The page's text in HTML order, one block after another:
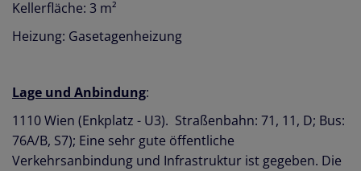
Kellerfläche: 3 m²
Heizung: Gasetagenheizung
Lage und Anbindung:
1110 Wien (Enkplatz - U3). Straßenbahn: 71, 11, D; Bus:
76A/B, S7); Eine sehr gute öffentliche
Verkehrsanbindung und Infrastruktur ist gegeben. Die